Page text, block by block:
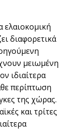
ελαιοκομική
διαφορετικά
μειωμένη
ιδιαίτερα
περίπτωση
της χώρας.
και τρίτες